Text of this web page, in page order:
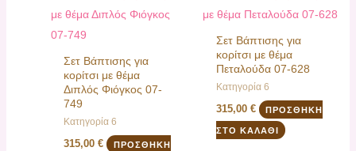
Σετ Βάπτισης για
κορίτσι με θέμα
Διπλός Φιόγκος 07-
749
Κατηγορία 6
315,00€ ΠΡΟΣΘΉΚΗ
Σετ Βάπτισης για
κορίτσι με θέμα
Πεταλούδα 07-628
Κατηγορία 6
315,00 € ΠΡΟΣΘΉΚΗ
ΣΤΟ ΚΑΛΆΘΙ